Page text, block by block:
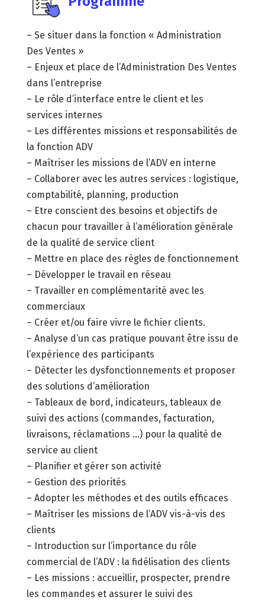
– Se situer dans la fonction « Administration
Des Ventes »
– Enjeux et place de l’Administration Des Ventes
dans l’entreprise
– Le rôle d’interface entre le client et les
services internes
– Les différentes missions et responsabilités de
la fonction ADV
– Maîtriser les missions de l’ADV en interne
– Collaborer avec les autres services : logistique,
comptabilité, planning, production
– Etre conscient des besoins et objectifs de
chacun pour travailler à l’amélioration générale
de la qualité de service client
– Mettre en place des règles de fonctionnement
– Développer le travail en réseau
– Travailler en complémentarité avec les
commerciaux
– Créer et/ou faire vivre le fichier clients.
– Analyse d’un cas pratique pouvant être issu de
l’expérience des participants
– Détecter les dysfonctionnements et proposer
des solutions d’amélioration
– Tableaux de bord, indicateurs, tableaux de
suivi des actions (commandes, facturation,
livraisons, réclamations …) pour la qualité de
service au client
– Planifier et gérer son activité
– Gestion des priorités
– Adopter les méthodes et des outils efficaces
– Maîtriser les missions de l’ADV vis-à-vis des
clients
– Introduction sur l’importance du rôle
commercial de l’ADV : la fidélisation des clients
– Les missions : accueillir, prospecter, prendre
les commandes et assurer le suivi des